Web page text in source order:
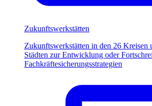
Zukunftswerkstätten
Zukunftswerkstätten in den 26 Kreisen
Städten zur Entwicklung oder
Fachkräftesicherungsstrategien